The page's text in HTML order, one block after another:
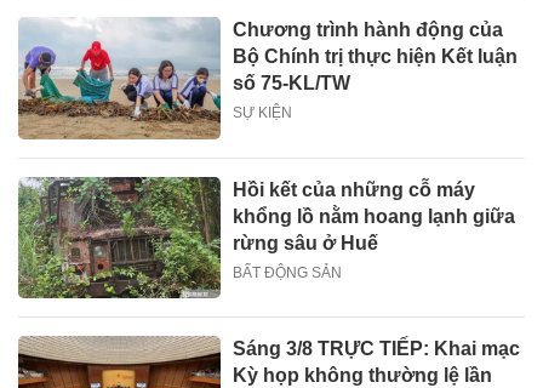
Chương trình hành động của
Bộ Chính trị thực hiện Kết luận
số 75-KL/TW
SỰ KIỆN
Hồi kết của những cỗ máy
khổng lồ nằm hoang lạnh giữa
rừng sâu ở Huế
BẤT ĐỘNG SẢN
Sáng 3/8 TRỰC TIẾP: Khai mạc
Kỳ họp không thường lệ lần